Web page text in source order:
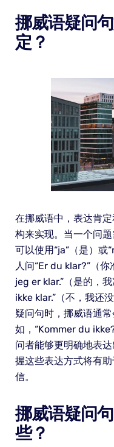
挪威语疑问
定？
在挪威语中，表达肯
构来实现。当一个问
可以使用“ja”（是）或
人问“Er du klar?”（
jeg er klar.”（是的，
ikke klar.”（不，我还
疑问句时，挪威语通
如，“Kommer du
问者能够更明确地表
握这些表达方式将有
信。
挪威语疑问
些？